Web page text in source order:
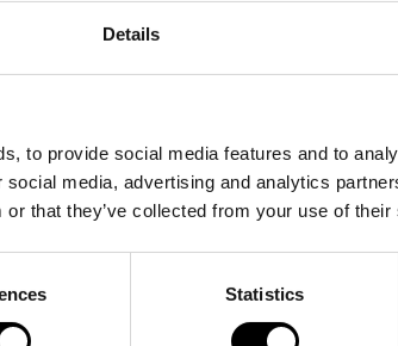
Details
to provide social media features and to
media, advertising and analytics
that they’ve collected from your use of
Statistics